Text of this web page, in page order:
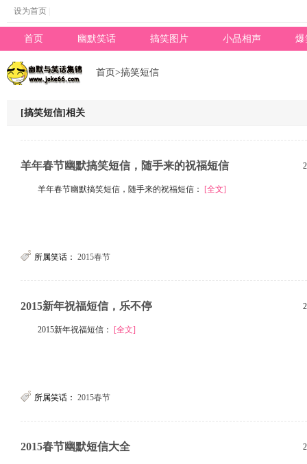
设为首页
首页 幽默笑话 搞笑图片 小品相声 爆
专题
首页>搞笑短信
[搞笑短信]相关
羊年春节幽默搞笑短信，随手来的祝福短信
羊年春节幽默搞笑短信，随手来的祝福短信： [全文]
所属笑话： 2015春节
2015新年祝福短信，乐不停
2015新年祝福短信： [全文]
所属笑话： 2015春节
2015春节幽默短信大全